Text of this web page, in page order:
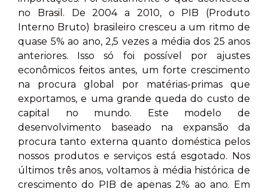
no Brasil. De 2004 a 2010, o PIB (Produto
Interno Bruto) brasileiro cresceu a um ritmo de
quase 5% ao ano, 2,5 vezes a média dos 25 anos
anteriores. Isso só foi possível por ajustes
econômicos feitos antes, um forte crescimento
na procura global por matérias-primas que
exportamos, e uma grande queda do custo de
capital no mundo. Este modelo de
desenvolvimento baseado na expansão da
procura tanto externa quanto doméstica pelos
nossos produtos e serviços está esgotado. Nos
últimos três anos, voltamos à média histórica de
crescimento do PIB de apenas 2% ao ano. Em